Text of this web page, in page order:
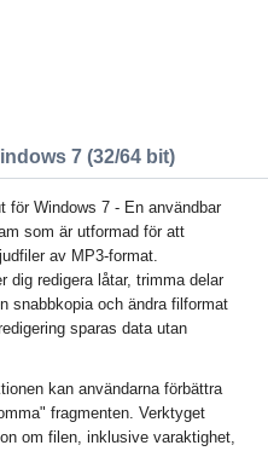
7 (32/64 bit)
för Windows 7 - En användbar
som är utformad för att
av MP3-format.
dig redigera låtar, trimma delar
snabbkopia och ändra filformat
sparas data utan
kan användarna förbättra
fragmenten. Verktyget
om filen, inklusive varaktighet,